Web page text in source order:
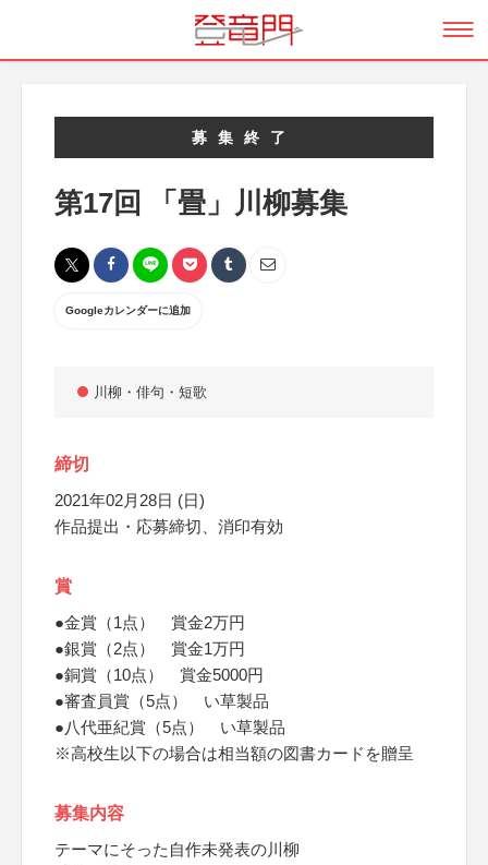
募集終了
第17回 「畳」川柳募集
Googleカレンダーに追加
川柳・俳句・短歌
締切
2021年02月28日 (日)
作品提出・応募締切、消印有効
賞
●金賞（1点） 賞金2万円
●銀賞（2点） 賞金1万円
●銅賞（10点） 賞金5000円
●審査員賞（5点） い草製品
●八代亜紀賞（5点） い草製品
※高校生以下の場合は相当額の図書カードを贈呈
募集内容
テーマにそった自作未発表の川柳